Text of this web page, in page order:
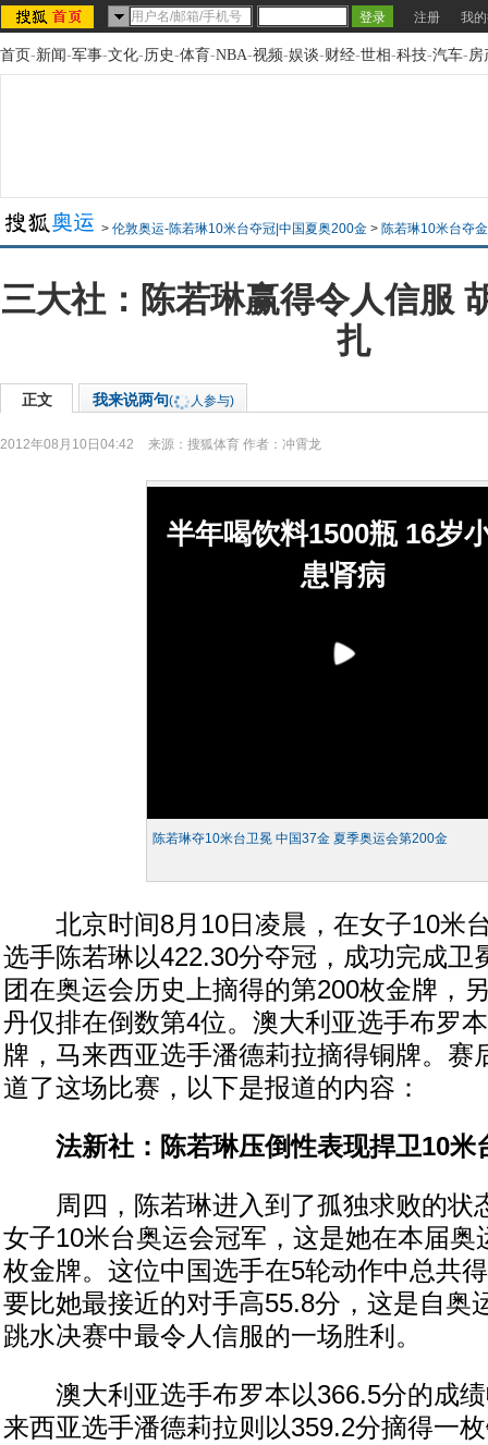
注册 我
首页-新闻-军事-文化-历史-体育-NBA-视频-娱谈-财经-世相-科技-汽车-房
> 伦敦奥运-陈若琳10米台夺冠|中国夏奥200金 > 陈若琳10米台夺
三大社：陈若琳赢得令人信服
扎
正文 我来说两句( 人参与)
2012年08月10日04:42 来源： 搜狐体育 作者：冲霄龙
半年喝饮料1500瓶 16岁
患肾病
陈若琳夺10米台卫冕 中国37金 夏季奥运会第200金
北京时间8月10日凌晨，在女子10米
选手陈若琳以422.30分夺冠，成功完成卫
团在奥运会历史上摘得的第200枚金牌，
丹仅排在倒数第4位。澳大利亚选手布罗
牌，马来西亚选手潘德莉拉摘得铜牌。赛
道了这场比赛，以下是报道的内容：
法新社：陈若琳压倒性表现捍卫10米
周四，陈若琳进入到了孤独求败的状
女子10米台奥运会冠军，这是她在本届奥
枚金牌。这位中国选手在5轮动作中总共
要比她最接近的对手高55.8分，这是自奥
跳水决赛中最令人信服的一场胜利。
澳大利亚选手布罗本以366.5分的成绩
来西亚选手潘德莉拉则以359.2分摘得一